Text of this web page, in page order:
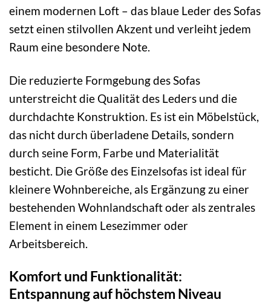
einem modernen Loft – das blaue Leder des Sofas
setzt einen stilvollen Akzent und verleiht jedem
Raum eine besondere Note.
Die reduzierte Formgebung des Sofas
unterstreicht die Qualität des Leders und die
durchdachte Konstruktion. Es ist ein Möbelstück,
das nicht durch überladene Details, sondern
durch seine Form, Farbe und Materialität
besticht. Die Größe des Einzelsofas ist ideal für
kleinere Wohnbereiche, als Ergänzung zu einer
bestehenden Wohnlandschaft oder als zentrales
Element in einem Lesezimmer oder
Arbeitsbereich.
Komfort und Funktionalität:
Entspannung auf höchstem Niveau